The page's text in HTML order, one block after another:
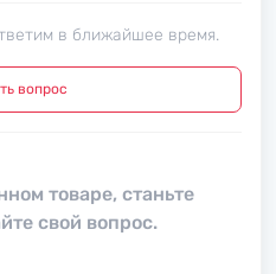
в ближайшее время.
вопрос
товаре, станьте
свой вопрос.